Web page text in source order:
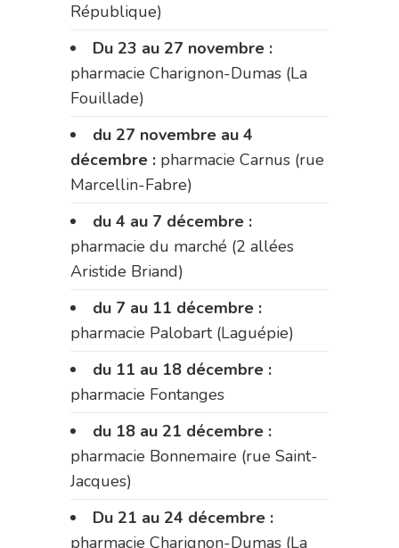
République)
Du 23 au 27 novembre :
pharmacie Charignon-Dumas (La
Fouillade)
du 27 novembre au 4
décembre : pharmacie Carnus (rue
Marcellin-Fabre)
du 4 au 7 décembre :
pharmacie du marché (2 allées
Aristide Briand)
du 7 au 11 décembre :
pharmacie Palobart (Laguépie)
du 11 au 18 décembre :
pharmacie Fontanges
du 18 au 21 décembre :
pharmacie Bonnemaire (rue Saint-
Jacques)
Du 21 au 24 décembre :
pharmacie Charignon-Dumas (La